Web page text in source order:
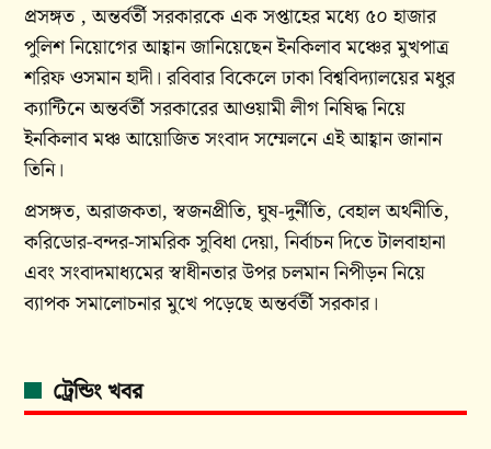
প্রসঙ্গত , অন্তর্বর্তী সরকারকে এক সপ্তাহের মধ্যে ৫০ হাজার
পুলিশ নিয়োগের আহ্বান জানিয়েছেন ইনকিলাব মঞ্চের মুখপাত্র
শরিফ ওসমান হাদী। রবিবার বিকেলে ঢাকা বিশ্ববিদ্যালয়ের মধুর
ক্যান্টিনে অন্তর্বর্তী সরকারের আওয়ামী লীগ নিষিদ্ধ নিয়ে
ইনকিলাব মঞ্চ আয়োজিত সংবাদ সম্মেলনে এই আহ্বান জানান
তিনি।
প্রসঙ্গত, অরাজকতা, স্বজনপ্রীতি, ঘুষ-দুর্নীতি, বেহাল অর্থনীতি,
করিডোর-বন্দর-সামরিক সুবিধা দেয়া, নির্বাচন দিতে টালবাহানা
এবং সংবাদমাধ্যমের স্বাধীনতার উপর চলমান নিপীড়ন নিয়ে
ব্যাপক সমালোচনার মুখে পড়েছে অন্তর্বর্তী সরকার।
ট্রেন্ডিং খবর